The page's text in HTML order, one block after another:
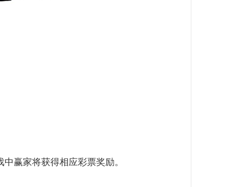
赢家将获得相应彩票奖励。